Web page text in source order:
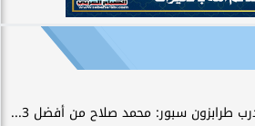
طرابزون سبور: محمد صلاح من أفضل 3...